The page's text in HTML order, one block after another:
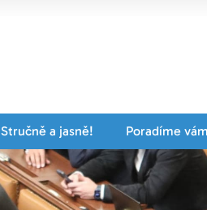
Stručně a jasně! Poradíme vám